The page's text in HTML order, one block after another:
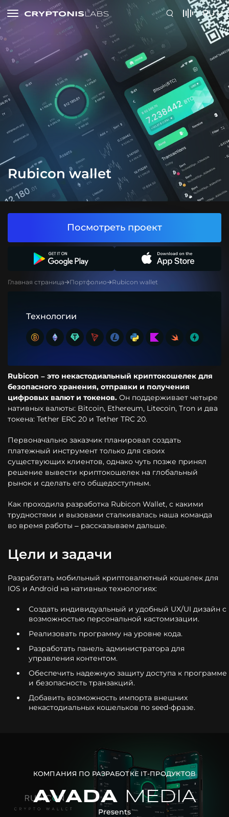
RU
Rubicon wallet
Посмотреть проект
Главная страница Портфолио Rubicon wallet
Rubicon – это некастодиальный криптокошелек для
безопасного хранения, отправки и получения
цифровых валют и токенов. Он поддерживает четыре
нативных валюты: Bitcoin, Ethereum, Litecoin, Tron и два
токена: Tether ERC 20 и Tether TRC 20.
Первоначально заказчик планировал создать
платежный инструмент только для своих
существующих клиентов, однако чуть позже принял
решение вывести криптокошелек на глобальный
рынок и сделать его общедоступным.
Как проходила разработка Rubicon Wallet, с какими
трудностями и вызовами сталкивалась наша команда
во время работы – рассказываем дальше.
Технологии
Цели и задачи
Разработать мобильный криптовалютный кошелек для
IOS и Android на нативных технологиях:
Создать индивидуальный и удобный UX/UI дизайн с
возможностью персональной кастомизации.
Реализовать программу на уровне кода.
Разработать панель администратора для
управления контентом.
Обеспечить надежную защиту доступа к программе
и безопасность транзакций.
Добавить возможность импорта внешних
некастодиальных кошельков по seed-фразе.
КОМПАНИЯ ПО РАЗРАБОТКЕ IT-ПРОДУКТОВ
AVADAMEDIA
Presents